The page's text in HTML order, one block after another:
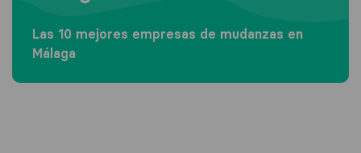
Las 10 mejores empresas de mudanzas en
Málaga